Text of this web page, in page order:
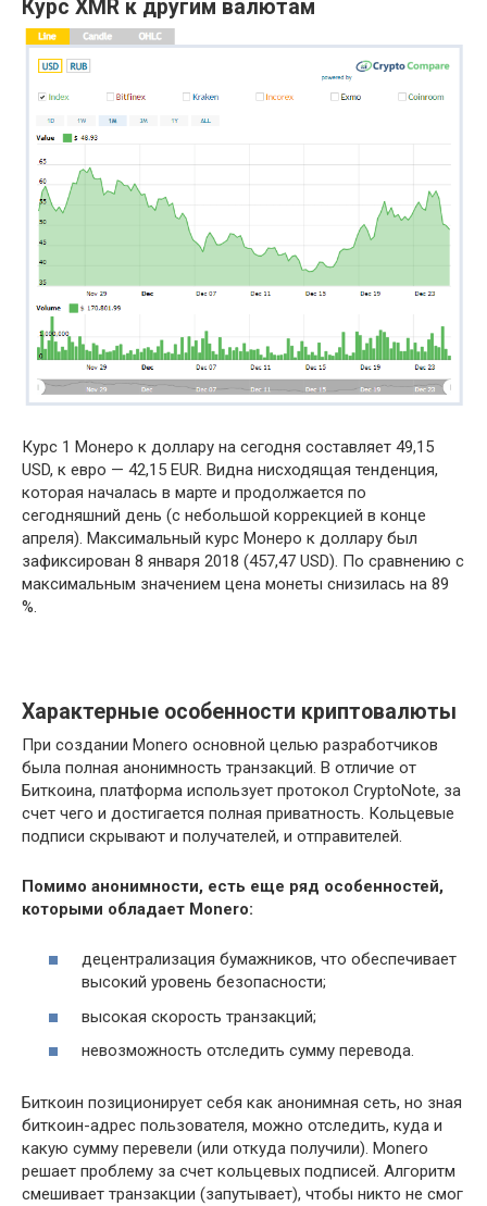
Курс XMR к другим валютам
Курс 1 Монеро к доллару на сегодня составляет 49,15
USD, к евро — 42,15 EUR. Видна нисходящая тенденция,
которая началась в марте и продолжается по
сегодняшний день (с небольшой коррекцией в конце
апреля). Максимальный курс Монеро к доллару был
зафиксирован 8 января 2018 (457,47 USD). По сравнению с
максимальным значением цена монеты снизилась на 89
%.
Характерные особенности криптовалюты
При создании Monero основной целью разработчиков
была полная анонимность транзакций. В отличие от
Биткоина, платформа использует протокол CryptoNote, за
счет чего и достигается полная приватность. Кольцевые
подписи скрывают и получателей, и отправителей.
Помимо анонимности, есть еще ряд особенностей,
которыми обладает Monero:
децентрализация бумажников, что обеспечивает
высокий уровень безопасности;
высокая скорость транзакций;
невозможность отследить сумму перевода.
Биткоин позиционирует себя как анонимная сеть, но зная
биткоин-адрес пользователя, можно отследить, куда и
какую сумму перевели (или откуда получили). Monero
решает проблему за счет кольцевых подписей. Алгоритм
смешивает транзакции (запутывает), чтобы никто не смог